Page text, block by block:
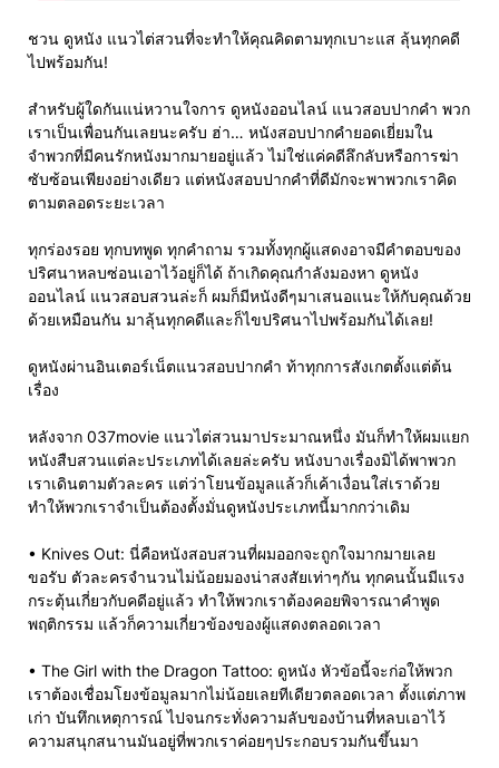
ชวน ดูหนัง แนวไต่สวนที่จะทำให้คุณคิดตามทุกเบาะแส ลุ้นทุกคดี
ไปพร้อมกัน!
สำหรับผู้ใดกันแน่หวานใจการ ดูหนังออนไลน์ แนวสอบปากคำ พวก
เราเป็นเพื่อนกันเลยนะครับ ฮ่า… หนังสอบปากคำยอดเยี่ยมใน
จำพวกที่มีคนรักหนังมากมายอยู่แล้ว ไม่ใช่แค่คดีลึกลับหรือการฆ่า
ซับซ้อนเพียงอย่างเดียว แต่หนังสอบปากคำที่ดีมักจะพาพวกเราคิด
ตามตลอดระยะเวลา
ทุกร่องรอย ทุกบทพูด ทุกคำถาม รวมทั้งทุกผู้แสดงอาจมีคำตอบของ
ปริศนาหลบซ่อนเอาไว้อยู่ก็ได้ ถ้าเกิดคุณกำลังมองหา ดูหนัง
ออนไลน์ แนวสอบสวนล่ะก็ ผมก็มีหนังดีๆมาเสนอแนะให้กับคุณด้วย
ด้วยเหมือนกัน มาลุ้นทุกคดีและก็ไขปริศนาไปพร้อมกันได้เลย!
ดูหนังผ่านอินเตอร์เน็ตแนวสอบปากคำ ท้าทุกการสังเกตตั้งแต่ต้น
เรื่อง
หลังจาก 037movie แนวไต่สวนมาประมาณหนึ่ง มันก็ทำให้ผมแยก
หนังสืบสวนแต่ละประเภทได้เลยล่ะครับ หนังบางเรื่องมิได้พาพวก
เราเดินตามตัวละคร แต่ว่าโยนข้อมูลแล้วก็เค้าเงื่อนใส่เราด้วย
ทำให้พวกเราจำเป็นต้องตั้งมั่นดูหนังประเภทนี้มากกว่าเดิม
• Knives Out: นี่คือหนังสอบสวนที่ผมออกจะถูกใจมากมายเลย
ขอรับ ตัวละครจำนวนไม่น้อยมองน่าสงสัยเท่าๆกัน ทุกคนนั้นมีแรง
กระตุ้นเกี่ยวกับคดีอยู่แล้ว ทำให้พวกเราต้องคอยพิจารณาคำพูด
พฤติกรรม แล้วก็ความเกี่ยวข้องของผู้แสดงตลอดเวลา
• The Girl with the Dragon Tattoo: ดูหนัง หัวข้อนี้จะก่อให้พวก
เราต้องเชื่อมโยงข้อมูลมากไม่น้อยเลยทีเดียวตลอดเวลา ตั้งแต่ภาพ
เก่า บันทึกเหตุการณ์ ไปจนกระทั่งความลับของบ้านที่หลบเอาไว้
ความสนุกสนานมันอยู่ที่พวกเราค่อยๆประกอบรวมกันขึ้นมา